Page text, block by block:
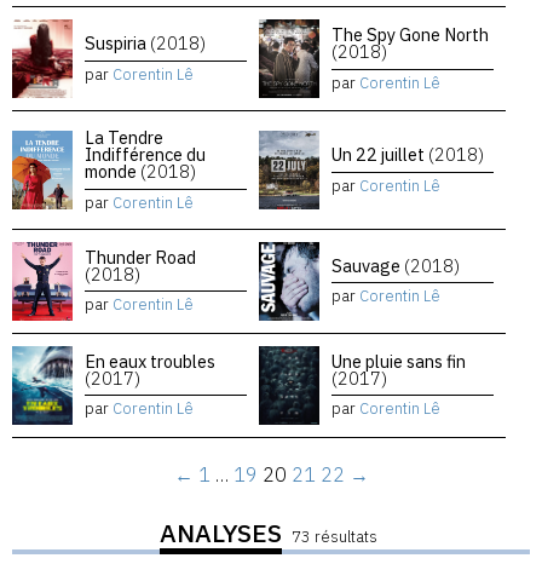
Suspiria (2018)
par Corentin Lê
The Spy Gone North
(2018)
par Corentin Lê
La Tendre
Indifférence du
monde (2018)
par Corentin Lê
Un 22 juillet (2018)
par Corentin Lê
Thunder Road
(2018)
par Corentin Lê
Sauvage (2018)
par Corentin Lê
En eaux troubles
(2017)
par Corentin Lê
Une pluie sans fin
(2017)
par Corentin Lê
← 1 … 19 20 21 22 →
ANALYSES 73 résultats